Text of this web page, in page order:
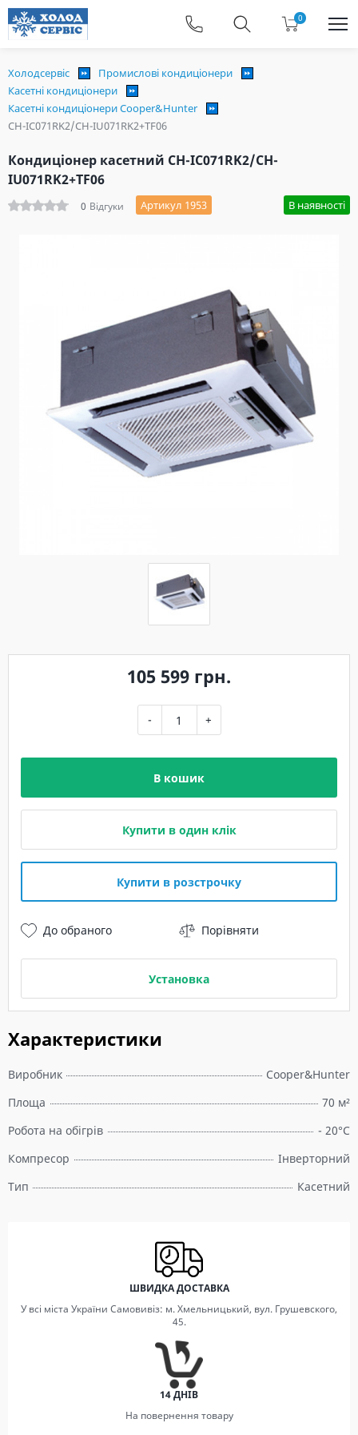
0
Холодсервіс
Промислові кондиціонери
Касетні кондиціонери
Касетні кондиціонери Cooper&Hunter
CH-IC071RK2/CH-IU071RK2+TF06
Кондиціонер касетний CH-IC071RK2/CH-
IU071RK2+TF06
0 Відгуки Артикул 1953 В наявності
Характеристики
Виробник
Cooper&Hunter
Площа
70 м²
Робота на обігрів
- 20°C
Компресор
Інверторний
Тип
Касетний
105 599 грн.
- +
В кошик
Купити в один клік
Купити в розстрочку
До обраного Порівняти
Установка
ШВИДКА ДОСТАВКА
У всі міста України Самовивіз: м. Хмельницький, вул. Грушевского,
45.
14 ДНІВ
На повернення товару